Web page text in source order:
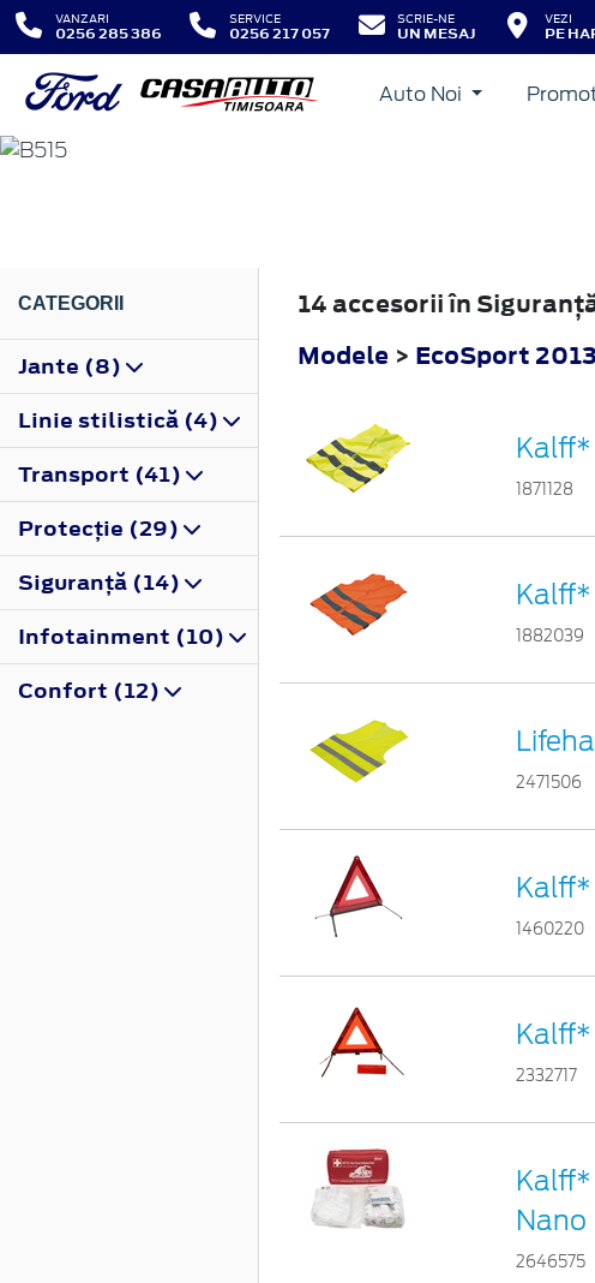
VANZARI
0256 285 386
SERVICE
0256 217 057
SCRIE-NE
UN MESAJ
VEZI
PE
Auto Noi
ECOSPORT
CATEGORII
Jante (8)
Linie stilistică (4)
Transport (41)
Protecţie (29)
Siguranţă (14)
Infotainment (10)
Confort (12)
14 accesorii în
Modele > EcoSport 2013
Kalff*
1871128
Kalff*
1882039
2471506
Kalff*
1460220
Kalff*
2332717
Kalff*
Nano
2646575